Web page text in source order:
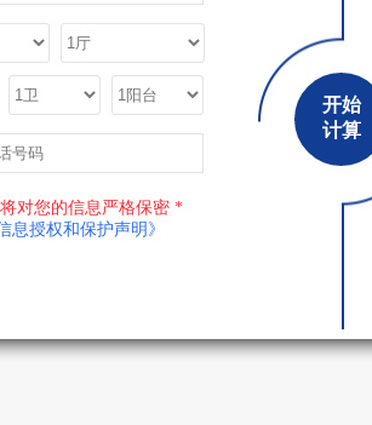
患问题。我们通常用试压的方法做管道检查，
道接头。打开水闸二天二夜,第三天检查接头。
对您的信息严格保密 *
息授权和保护声明》
开始
计算